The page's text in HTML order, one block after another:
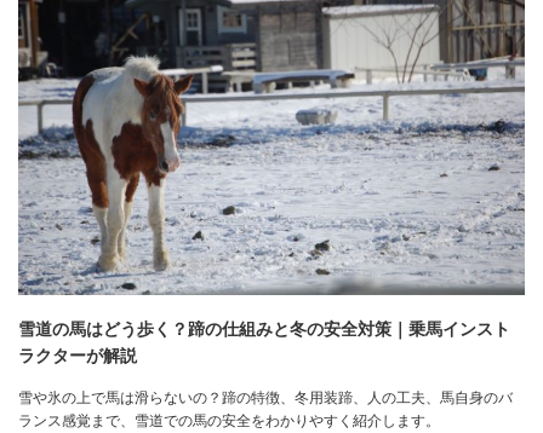
雪道の馬はどう歩く？蹄の仕組みと冬の安全対策｜乗馬インスト
ラクターが解説
雪や氷の上で馬は滑らないの？蹄の特徴、冬用装蹄、人の工夫、馬自身のバ
ランス感覚まで、雪道での馬の安全をわかりやすく紹介します。